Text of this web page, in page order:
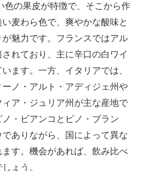
色の果皮が特徴で、そこから作
麦わら色で、爽やかな酸味と
魅力です。フランスではアル
れており、主に辛口の白ワイ
ます。一方、イタリアでは、
ノ・アルト・アディジェ州や
ア・ジュリア州が主な産地で
・ビアンコとピノ・ブラン
ありながら、国によって異な
す。機会があれば、飲み比べ
ょう。